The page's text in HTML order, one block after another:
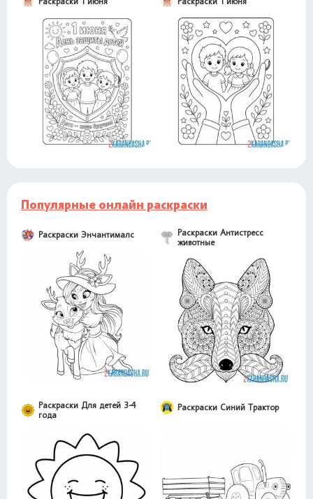
Популярные онлайн раскраски
Раскраски Энчантималс
Раскраски Антистресс
животные
Раскраски Для детей 3-4
года
Раскраски Синий Трактор